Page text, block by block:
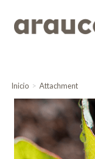
Inicio Attachment